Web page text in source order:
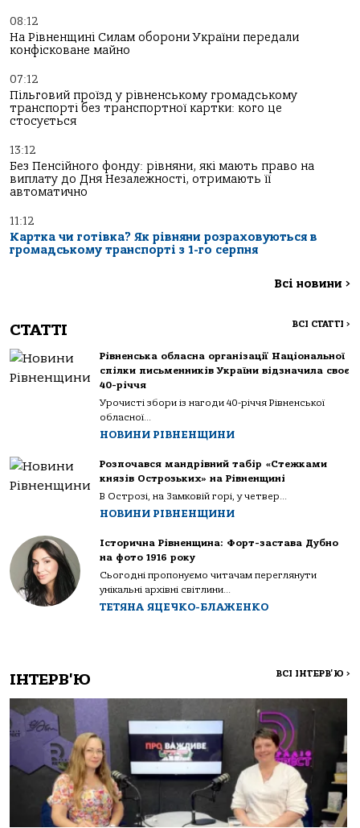
08:12
На Рівненщині Силам оборони України передали
конфісковане майно
07:12
Пільговий проїзд у рівненському громадському
транспорті без транспортної картки: кого це
стосується
13:12
Без Пенсійного фонду: рівняни, які мають право на
виплату до Дня Незалежності, отримають її
автоматично
11:12
Картка чи готівка? Як рівняни розраховуються в
громадському транспорті з 1-го серпня
Всі новини >
СТАТТІ ВСІ СТАТТІ >
Рівненська обласна організації Національної
спілки письменників України відзначила своє
40-річчя
Урочисті збори із нагоди 40-річчя Рівненської
обласної...
НОВИНИ РІВНЕНЩИНИ
Розпочався мандрівний табір «Стежками
князів Острозьких» на Рівненщині
В Острозі, на Замковій горі, у четвер...
НОВИНИ РІВНЕНЩИНИ
Історична Рівненщина: Форт-застава Дубно
на фото 1916 року
Сьогодні пропонуємо читачам переглянути
унікальні архівні світлини...
ТЕТЯНА ЯЦЕЧКО-БЛАЖЕНКО
ІНТЕРВ'Ю ВСІ ІНТЕРВ'Ю >